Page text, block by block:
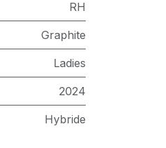
RH
Graphite
Ladies
2024
Hybride